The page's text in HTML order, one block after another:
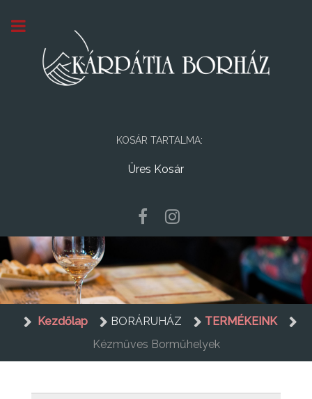
KOSÁR TARTALMA:
Üres Kosár
Kezdőlap BORÁRUHÁZ
TERMÉKEINK
Kézműves Borműhelyek